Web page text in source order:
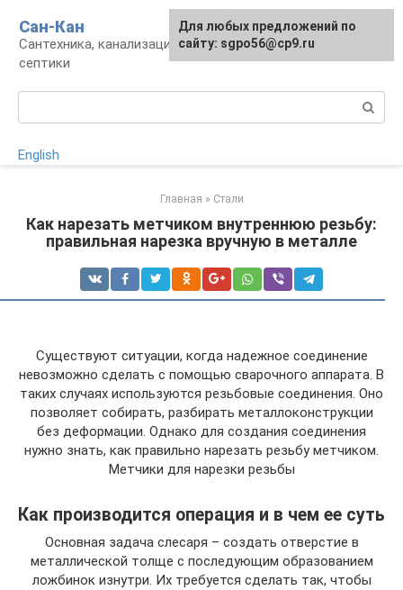
контенту
Сан-Кан
Сантехника, канализация, водопровод,
септики
English
Главная » Стали
Как нарезать метчиком внутреннюю резьбу:
правильная нарезка вручную в металле
Существуют ситуации, когда надежное соединение
невозможно сделать с помощью сварочного аппарата. В
таких случаях используются резьбовые соединения. Оно
позволяет собирать, разбирать металлоконструкции
без деформации. Однако для создания соединения
нужно знать, как правильно нарезать резьбу метчиком.
Метчики для нарезки резьбы
Как производится операция и в чем ее суть
Основная задача слесаря – создать отверстие в
металлической толще с последующим образованием
ложбинок изнутри. Их требуется сделать так, чтобы
Для любых предложений по
сайту: sgpo56@cp9.ru